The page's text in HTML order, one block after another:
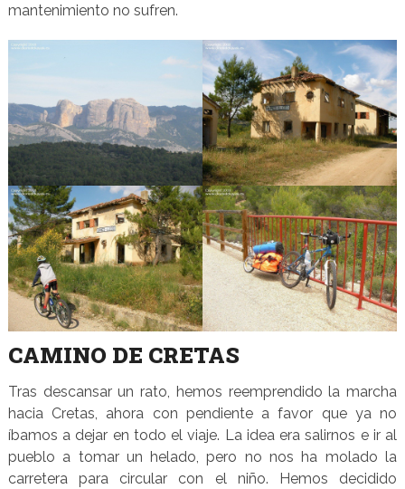
mantenimiento no sufren.
CAMINO DE CRETAS
Tras descansar un rato, hemos reemprendido la marcha
hacia Cretas, ahora con pendiente a favor que ya no
íbamos a dejar en todo el viaje. La idea era salirnos e ir al
pueblo a tomar un helado, pero no nos ha molado la
carretera para circular con el niño. Hemos decidido